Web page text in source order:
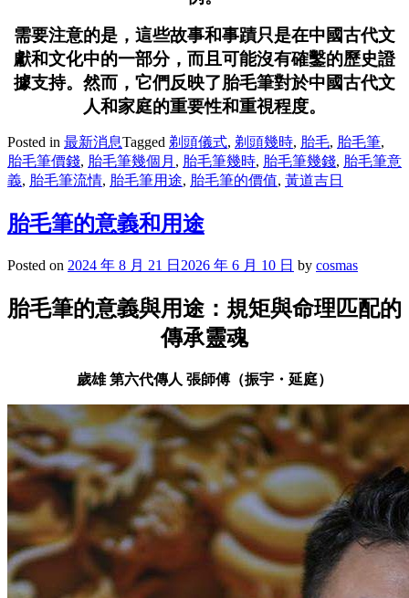
需要注意的是，這些故事和事蹟只是在中國古代文
獻和文化中的一部分，而且可能沒有確鑿的歷史證
據支持。然而，它們反映了胎毛筆對於中國古代文
人和家庭的重要性和重視程度。
Posted in 最新消息Tagged 剃頭儀式, 剃頭幾時, 胎毛, 胎毛筆,
胎毛筆價錢, 胎毛筆幾個月 , 胎毛筆幾時, 胎毛筆幾錢, 胎毛筆意
義, 胎毛筆流情, 胎毛筆用途, 胎毛筆的價值, 黃道吉日
胎毛筆的意義和用途
Posted on 2024 年 8 月 21 日 2026 年 6 月 10 日 by cosmas
胎毛筆的意義與用途：規矩與命理匹配的
傳承靈魂
歲雄 第六代傳人 張師傅（振宇・延庭）